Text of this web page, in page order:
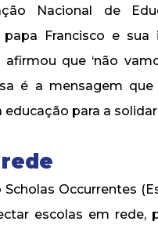
Nacional de
Francisco e
afirmou que ‘não
é a mensagem
para a
Occurrentes
escolas em